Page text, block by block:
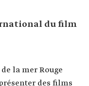
du film
la mer Rouge
des films